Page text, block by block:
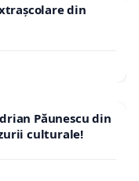
din
Păunescu din
culturale!